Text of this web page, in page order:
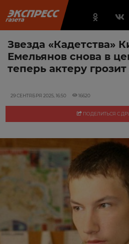
Звезда «Кадетства»
Емельянов снова в
теперь актеру
29 СЕНТЯБРЯ 2025, 16:50 16620
ПОДЕЛИТЬСЯ С